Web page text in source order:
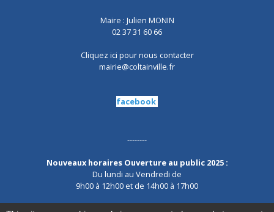
Maire : Julien MONIN
02 37 31 60 66
Cliquez ici pour nous contacter
mairie@coltainville.fr
facebook
--------
Nouveaux horaires Ouverture au public 2025 :
Du lundi au Vendredi de
9h00 à 12h00 et de 14h00 à 17h00